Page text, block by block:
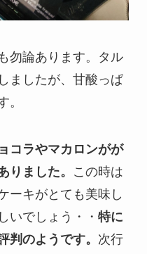
勿論あります。タル
ましたが、甘酸っぱ
。
コラやマカロンがが
りました。
この時は
ーキがとても美味し
いでしょう・・ 特に
判のようです。 次行